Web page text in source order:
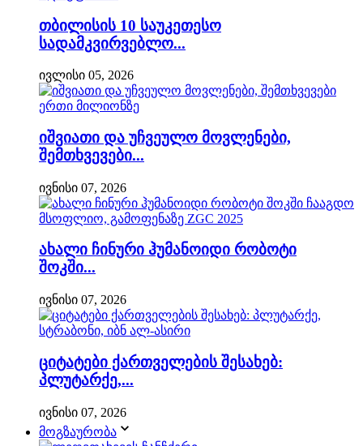
თბილისის 10 საუკეთესო
სადამკვირვებლო...
ივლისი 05, 2026
იშვიათი და უჩვეულო მოვლენები,
შემთხვევები...
ივნისი 07, 2026
ახალი ჩინური ჰუმანოიდი რობოტი
შოკში...
ივნისი 07, 2026
ციტატები ქართველების შესახებ:
პლუტარქე,...
ივნისი 07, 2026
მოგზაურობა